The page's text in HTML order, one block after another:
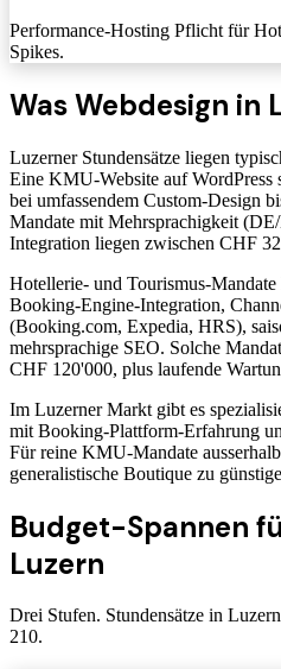
Performance-Hosting Pflicht für
Spikes.
Was Webdesign in
Luzerner Stundensätze liegen
Eine KMU-Website auf WordPress
bei umfassendem Custom-Design
Mandate mit Mehrsprachigkeit
Integration liegen zwischen CHF
Hotellerie- und Tourismus-
Booking-Engine-Integration,
(Booking.com, Expedia, HRS),
mehrsprachige SEO. Solche
CHF 120'000, plus laufende
Im Luzerner Markt gibt es
mit Booking-Plattform-Erfahrung
Für reine KMU-Mandate
generalistische Boutique zu
Budget-Spannen
Luzern
Drei Stufen. Stundensätze in
210.